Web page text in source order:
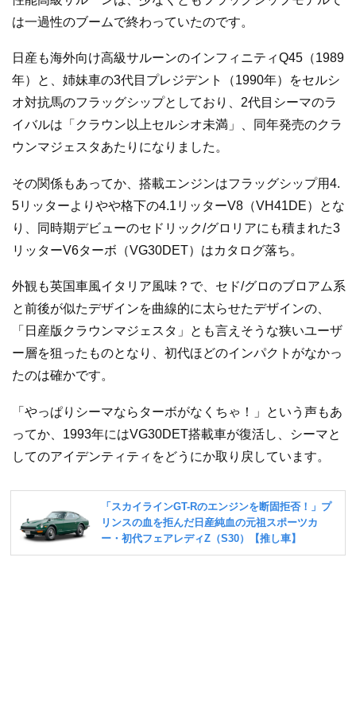
は一過性のブームで終わっていたのです。
日産も海外向け高級サルーンのインフィニティQ45（1989
年）と、姉妹車の3代目プレジデント（1990年）をセルシ
オ対抗馬のフラッグシップとしており、2代目シーマのラ
イバルは「クラウン以上セルシオ未満」、同年発売のクラ
ウンマジェスタあたりになりました。
その関係もあってか、搭載エンジンはフラッグシップ用4.
5リッターよりやや格下の4.1リッターV8（VH41DE）とな
り、同時期デビューのセドリック/グロリアにも積まれた3
リッターV6ターボ（VG30DET）はカタログ落ち。
外観も英国車風イタリア風味？で、セド/グロのブロアム系
と前後が似たデザインを曲線的に太らせたデザインの、
「日産版クラウンマジェスタ」とも言えそうな狭いユーザ
ー層を狙ったものとなり、初代ほどのインパクトがなかっ
たのは確かです。
「やっぱりシーマならターボがなくちゃ！」という声もあ
ってか、1993年にはVG30DET搭載車が復活し、シーマと
してのアイデンティティをどうにか取り戻しています。